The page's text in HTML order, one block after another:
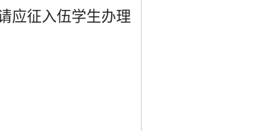
应征入伍学生办理